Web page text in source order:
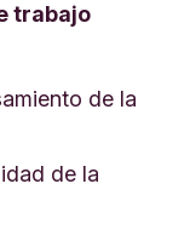
trabajo
de la
de la